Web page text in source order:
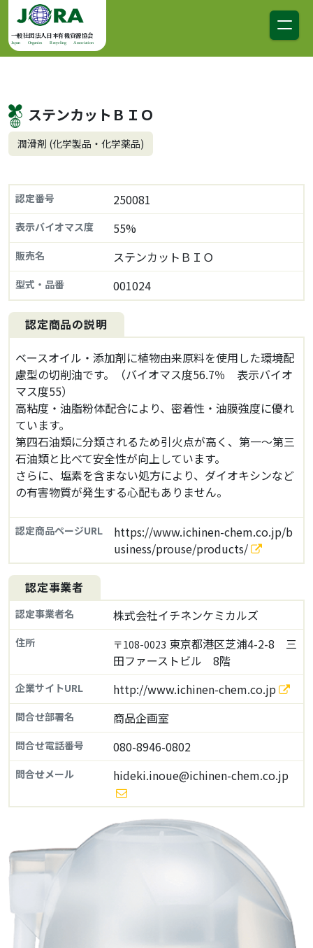
コンテンツへスキップ
メインナビゲーション
一般社団法人日本有機資源協会
Japan Organics Recycling Association
ステンカットＢＩＯ
潤滑剤 (化学製品・化学薬品)
認定番号 250081
表示バイオマス度 55%
販売名 ステンカットＢＩＯ
型式・品番 001024
認定商品の説明
ベースオイル・添加剤に植物由来原料を使用した環境配
慮型の切削油です。（バイオマス度56.7％ 表示バイオ
マス度55）
高粘度・油脂粉体配合により、密着性・油膜強度に優れ
ています。
第四石油類に分類されるため引火点が高く、第一〜第三
石油類と比べて安全性が向上しています。
さらに、塩素を含まない処方により、ダイオキシンなど
の有害物質が発生する心配もありません。
認定商品ページURL
https://www.ichinen-chem.co.jp/b
usiness/prouse/products/
認定事業者
認定事業者名 株式会社イチネンケミカルズ
住所 〒108-0023 東京都港区芝浦4-2-8 三
田ファーストビル 8階
企業サイトURL http://www.ichinen-chem.co.jp
問合せ部署名 商品企画室
問合せ電話番号 080-8946-0802
問合せメール hideki.inoue@ichinen-chem.co.jp